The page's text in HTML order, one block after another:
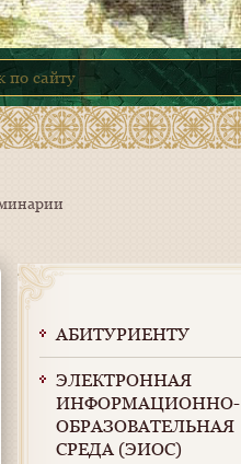
АБИТУРИЕНТУ
ЭЛЕКТРОННАЯ
ИНФОРМАЦИОННО-
ОБРАЗОВАТЕЛЬНАЯ
СРЕДА (ЭИОС)